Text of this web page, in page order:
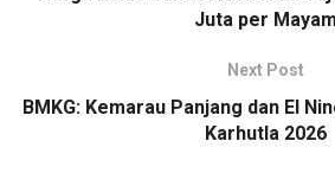
Juta per Mayam
Next Post
BMKG: Kemarau Panjang dan El
Karhutla 2026